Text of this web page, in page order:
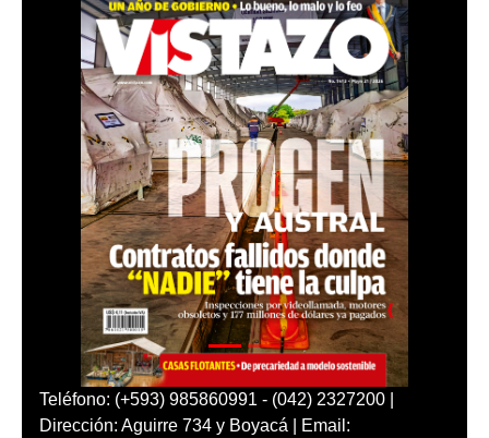
Teléfono: (+593) 985860991 - (042) 2327200 |
Dirección: Aguirre 734 y Boyacá | Email: